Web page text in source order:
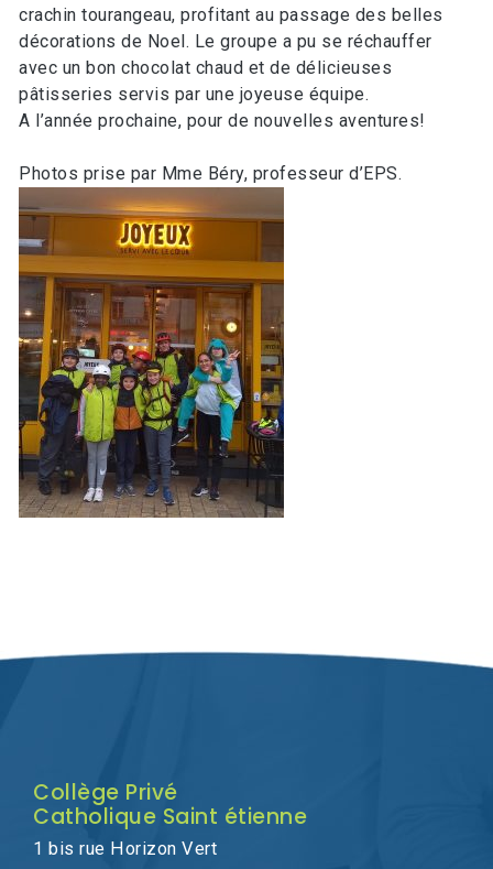
crachin tourangeau, profitant au passage des belles
décorations de Noel. Le groupe a pu se réchauffer
avec un bon chocolat chaud et de délicieuses
pâtisseries servis par une joyeuse équipe.
A l’année prochaine, pour de nouvelles aventures!
Photos prise par Mme Béry, professeur d’EPS.
Collège Privé
Catholique Saint étienne
1 bis rue Horizon Vert